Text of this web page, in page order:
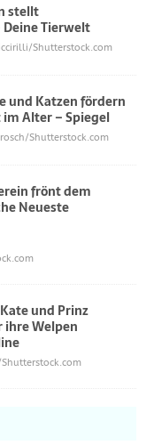
stellt
Tierwelt
Shutterstock.com
und Katzen fördern
Alter – Spiegel
Shutterstock.com
frönt dem
Neueste
und Prinz
ihre Welpen